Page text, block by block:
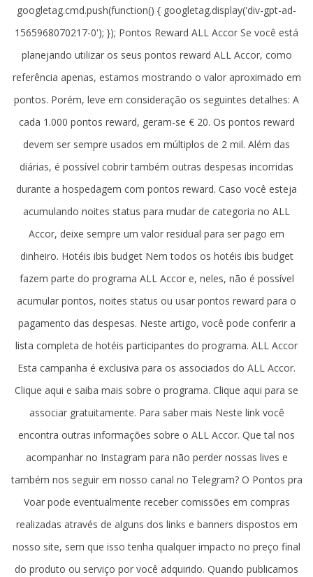
googletag.cmd.push(function() { googletag.display('div-gpt-ad-
1565968070217-0'); }); Pontos Reward ALL Accor Se você está
planejando utilizar os seus pontos reward ALL Accor, como
referência apenas, estamos mostrando o valor aproximado em
pontos. Porém, leve em consideração os seguintes detalhes: A
cada 1.000 pontos reward, geram-se € 20. Os pontos reward
devem ser sempre usados em múltiplos de 2 mil. Além das
diárias, é possível cobrir também outras despesas incorridas
durante a hospedagem com pontos reward. Caso você esteja
acumulando noites status para mudar de categoria no ALL
Accor, deixe sempre um valor residual para ser pago em
dinheiro. Hotéis ibis budget Nem todos os hotéis ibis budget
fazem parte do programa ALL Accor e, neles, não é possível
acumular pontos, noites status ou usar pontos reward para o
pagamento das despesas. Neste artigo, você pode conferir a
lista completa de hotéis participantes do programa. ALL Accor
Esta campanha é exclusiva para os associados do ALL Accor.
Clique aqui e saiba mais sobre o programa. Clique aqui para se
associar gratuitamente. Para saber mais Neste link você
encontra outras informações sobre o ALL Accor. Que tal nos
acompanhar no Instagram para não perder nossas lives e
também nos seguir em nosso canal no Telegram? O Pontos pra
Voar pode eventualmente receber comissões em compras
realizadas através de alguns dos links e banners dispostos em
nosso site, sem que isso tenha qualquer impacto no preço final
do produto ou serviço por você adquirido. Quando publicamos